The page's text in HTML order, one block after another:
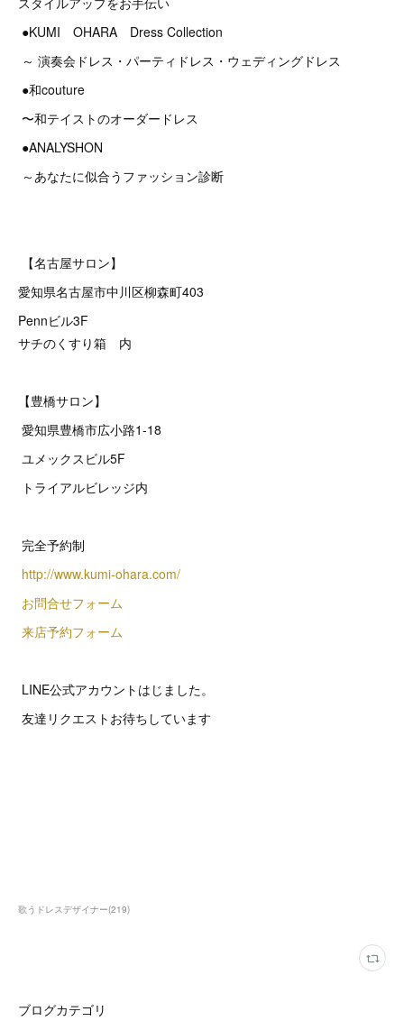
●KUMI OHARA Dress Collection
～ 演奏会ドレス・パーティドレス・ウェディングドレス
●和couture
〜和テイストのオーダードレス
●ANALYSHON
～あなたに似合うファッション診断
【名古屋サロン】
愛知県名古屋市中川区柳森町403
Pennビル3F
サチのくすり箱 内
【豊橋サロン】
愛知県豊橋市広小路1-18
ユメックスビル5F
トライアルビレッジ内
完全予約制
http://www.kumi-ohara.com/
お問合せフォーム
来店予約フォーム
LINE公式アカウントはじました。
友達リクエストお待ちしています
歌うドレスデザイナー(219)
ブログカテゴリ